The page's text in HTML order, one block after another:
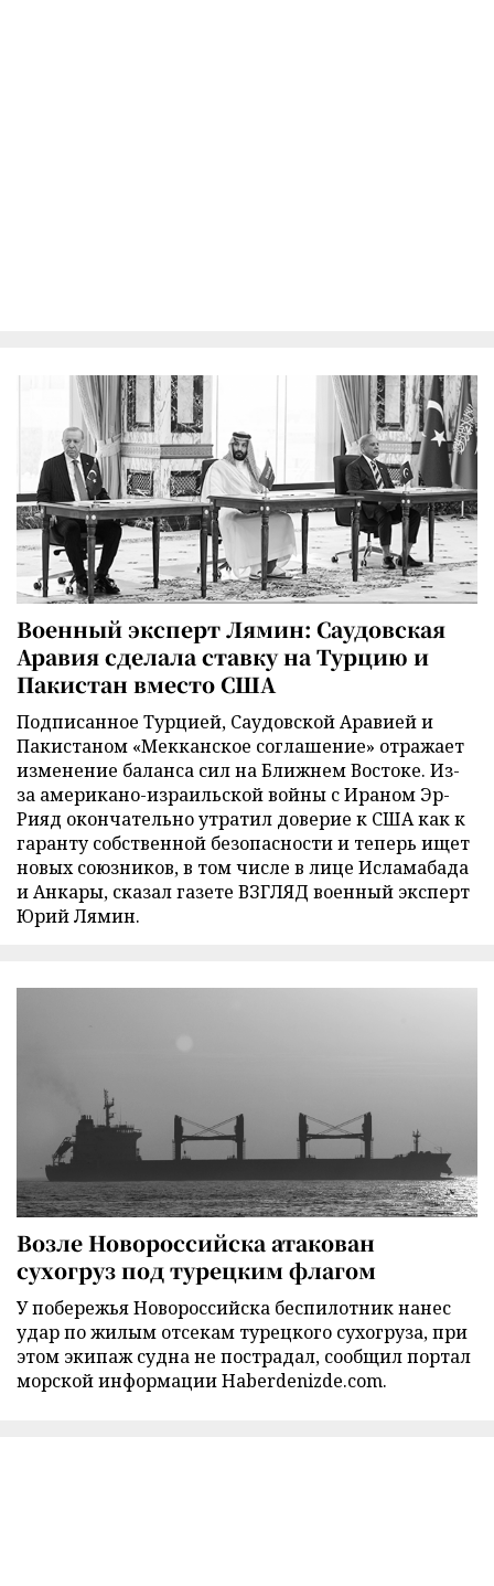
Военный эксперт Лямин: Саудовская
Аравия сделала ставку на Турцию и
Пакистан вместо США
Подписанное Турцией, Саудовской Аравией и
Пакистаном «Мекканское соглашение» отражает
изменение баланса сил на Ближнем Востоке. Из-
за американо-израильской войны с Ираном Эр-
Рияд окончательно утратил доверие к США как к
гаранту собственной безопасности и теперь ищет
новых союзников, в том числе в лице Исламабада
и Анкары, сказал газете ВЗГЛЯД военный эксперт
Юрий Лямин.
Возле Новороссийска атакован
сухогруз под турецким флагом
У побережья Новороссийска беспилотник нанес
удар по жилым отсекам турецкого сухогруза, при
этом экипаж судна не пострадал, сообщил портал
морской информации Haberdenizde.com.